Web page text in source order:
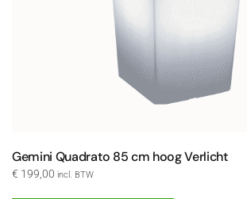
Gemini Quadrato 85 cm hoog Verlicht
€ 199,00 incl. BTW